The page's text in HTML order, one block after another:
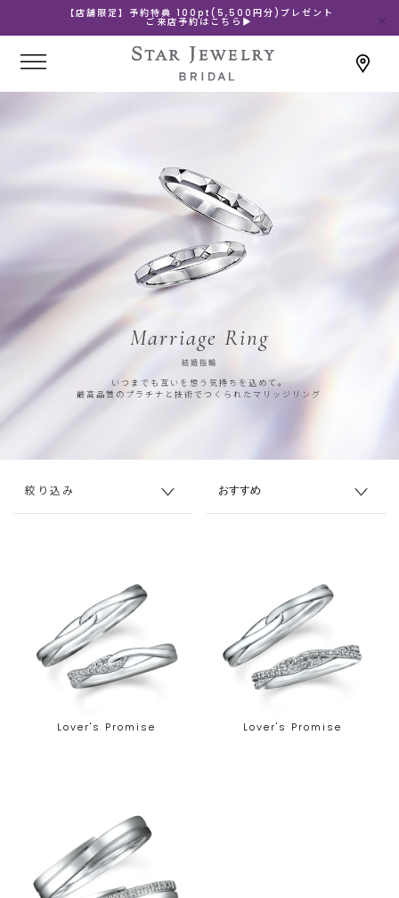
【店舗限定】予約特典 100pt(5,500円分)プレゼント
ご来店予約はこちら▶
Marriage Ring
結婚指輪
いつまでも互いを想う気持ちを込めて。
最高品質のプラチナと技術でつくられたマリッジリング
絞り込み
Lover's Promise Lover's Promise